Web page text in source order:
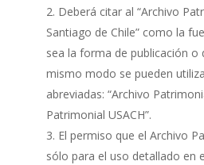
Deberá citar al “Archivo
Santiago de Chile” como la
sea la forma de publicación
mismo modo se pueden
abreviadas: “Archivo
Patrimonial USACH”.
El permiso que el Archivo
sólo para el uso detallado en